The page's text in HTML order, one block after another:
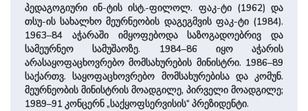
პედაგოგიური ინ-ტის ისტ.-ფილოლ. ფაკ-ტი (1962) და
თსუ-ის სახალხო მეურნეობის დაგეგმვის ფაკ-ტი (1984).
1963–84 აჭარაში იმყოფებოდა საზოგადოებრივ და
სამეურნეო სამუშაოზე. 1984–86 იყო აჭარის
არასაყოფაცხოვრებო მომსახურების მინისტრი. 1986–89
საქართვ. საყოფაცხოვრებო მომსახურებისა და კომუნ.
მეურნეობის მინისტრის მოადგილე, პირველი მოადგილე;
1989–91 კონცერნ „საქყოფსერვისის“ პრეზიდენტი.